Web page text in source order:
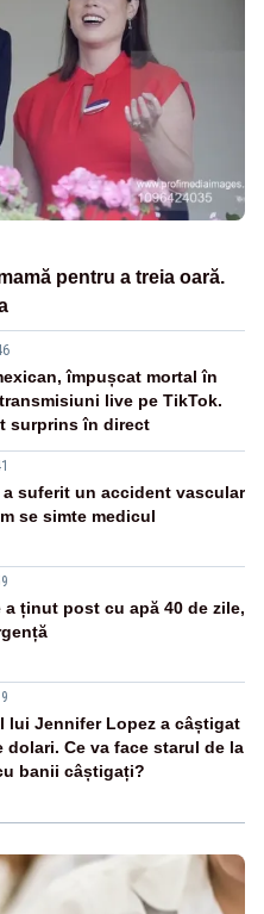
pentru a treia oară.
împușcat mortal în
live pe TikTok.
surprins în direct
a suferit un accident vascular
se simte medicul
ținut post cu apă 40 de zile,
lui Jennifer Lopez a câștigat
dolari. Ce va face starul de la
banii câștigați?